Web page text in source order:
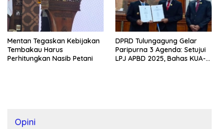
Mentan Tegaskan Kebijakan
Tembakau Harus
Perhitungkan Nasib Petani
DPRD Tulungagung Gelar
Paripurna 3 Agenda: Setujui
LPJ APBD 2025, Bahas KUA-
Opini